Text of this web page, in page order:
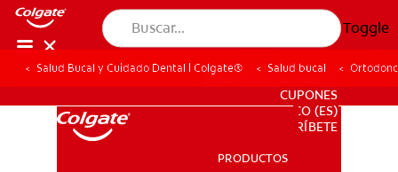
Toggle
PARA PROFESIONALES
CUPONES
CO (ES)
SUSCRÍBETE
PRODUCTOS
Salud Bucal y Cuidado Dental | Colgate® Salud bucal